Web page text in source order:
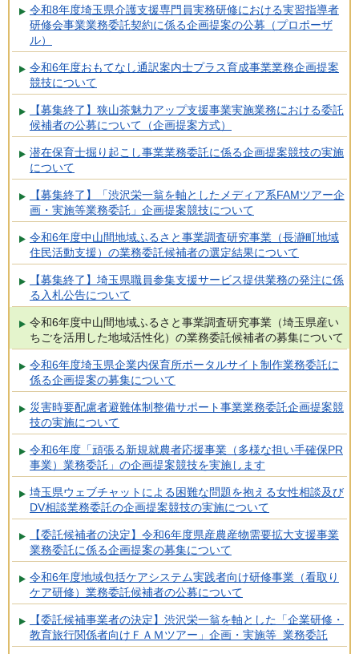
令和8年度埼玉県介護支援専門員実務研修における実習指導者
研修会事業業務委託契約に係る企画提案の公募（プロポーザ
ル）
令和6年度おもてなし通訳案内士プラス育成事業業務企画提案
競技について
【募集終了】狭山茶魅力アップ支援事業実施業務における委託
候補者の公募について（企画提案方式）
潜在保育士掘り起こし事業業務委託に係る企画提案競技の実施
について
【募集終了】「渋沢栄一翁を軸としたメディア系FAMツアー企
画・実施等業務委託」企画提案競技について
令和6年度中山間地域ふるさと事業調査研究事業（長瀞町地域
住民活動支援）の業務委託候補者の選定結果について
【募集終了】埼玉県職員参集支援サービス提供業務の発注に係
る入札公告について
令和6年度中山間地域ふるさと事業調査研究事業（埼玉県産い
ちごを活用した地域活性化）の業務委託候補者の募集について
令和6年度埼玉県企業内保育所ポータルサイト制作業務委託に
係る企画提案の募集について
災害時要配慮者避難体制整備サポート事業業務委託企画提案競
技の実施について
令和6年度「頑張る新規就農者応援事業（多様な担い手確保PR
事業）業務委託」の企画提案競技を実施します
埼玉県ウェブチャットによる困難な問題を抱える女性相談及び
DV相談業務委託の企画提案競技の実施について
【委託候補者の決定】令和6年度県産農産物需要拡大支援事業
業務委託に係る企画提案の募集について
令和6年度地域包括ケアシステム実践者向け研修事業（看取り
ケア研修）業務委託候補者の公募について
【委託候補事業者の決定】渋沢栄一翁を軸とした「企業研修・
教育旅行関係者向けＦＡＭツアー」企画・実施等 業務委託